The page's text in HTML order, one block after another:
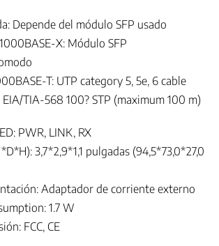
Depende del módulo SFP usado
X: Módulo SFP
T: UTP category 5, 5e, 6 cable
TIA-568 100? STP (maximum 100 m)
PWR, LINK, RX
3,7*2,9*1,1 pulgadas (94,5*73,0*27,0
Adaptador de corriente externo
1.7 W
FCC, CE